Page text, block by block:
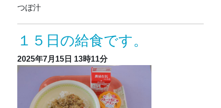
つぼ汁
１５日の給食です。
2025年7月15日 13時11分